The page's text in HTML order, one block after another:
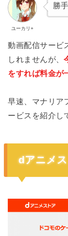
ユーカリ+
勝
動画配信サービ
しれませんが、
をすれば料金が
早速、マナリア
ービスを紹介し
dアニメ